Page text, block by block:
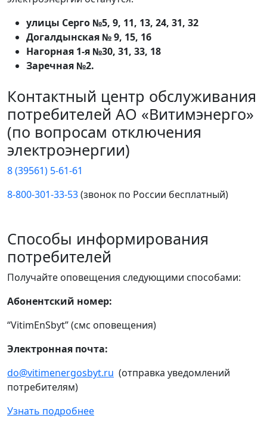
улицы Серго №5, 9, 11, 13, 24, 31, 32
Догалдынская № 9, 15, 16
Нагорная 1-я №30, 31, 33, 18
Заречная №2.
Контактный центр обслуживания
потребителей АО «Витимэнерго»
(по вопросам отключения
электроэнергии)
8 (39561) 5-61-61
8-800-301-33-53(звонок по России бесплатный)
Способы информирования
потребителей
Получайте оповещения следующими способами:
Абонентский номер:
“VitimEnSbyt” (смс оповещения)
Электронная почта:
do@vitimenergosbyt.ru (отправка уведомлений
потребителям)
Узнать подробнее